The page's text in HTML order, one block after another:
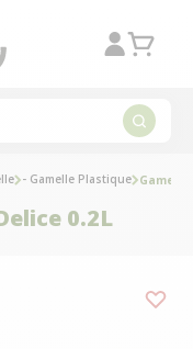
- Gamelle Plastique
0.2L